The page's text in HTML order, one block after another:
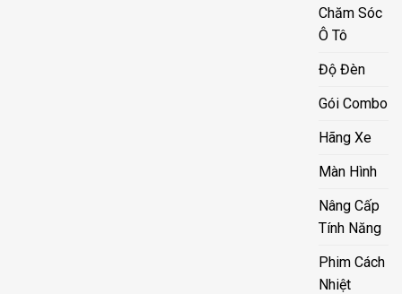
Chăm Sóc
Ô Tô
Độ Đèn
Gói Combo
Hãng Xe
Màn Hình
Nâng Cấp
Tính Năng
Phim Cách
Nhiệt